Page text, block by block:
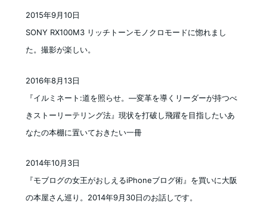
SONY RX100M3 リッチトーンモノクロモードに惚れまし
た。撮影が楽しい。
2015年9月10日
『イルミネート:道を照らせ。―変革を導くリーダーが持つべ
きストーリーテリング法』現状を打破し飛躍を目指したいあ
なたの本棚に置いておきたい一冊
投稿日
2016年8月13日
『モブログの女王がおしえるiPhoneブログ術』を買いに大阪
の本屋さん巡り。2014年9月30日のお話しです。
2014年10月3日